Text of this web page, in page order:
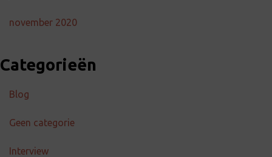
november 2020
Categorieën
Blog
Geen categorie
Interview